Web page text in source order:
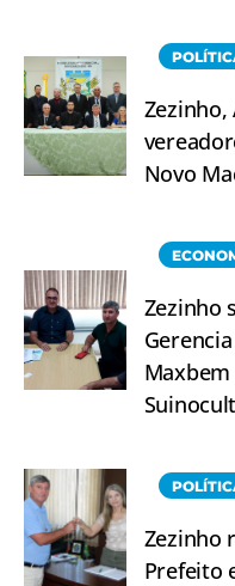
Zezinho,
Novo
Zezinho
Zezinho
Prefeito